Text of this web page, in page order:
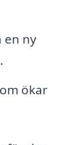
en ny
ökar